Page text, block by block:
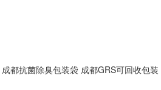
成都抗菌除臭包装袋 成都GRS可回收包装